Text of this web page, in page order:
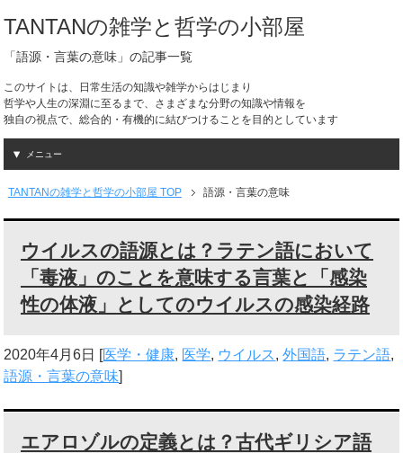
TANTANの雑学と哲学の小部屋
「語源・言葉の意味」の記事一覧
このサイトは、日常生活の知識や雑学からはじまり
哲学や人生の深淵に至るまで、さまざまな分野の知識や情報を
独自の視点で、総合的・有機的に結びつけることを目的としています
メニュー
TANTANの雑学と哲学の小部屋 TOP 語源・言葉の意味
ウイルスの語源とは？ラテン語において
「毒液」のことを意味する言葉と「感染
性の体液」としてのウイルスの感染経路
2020年4月6日 [医学・健康, 医学, ウイルス,外国語, ラテン語,
語源・言葉の意味]
エアロゾルの定義とは？古代ギリシア語